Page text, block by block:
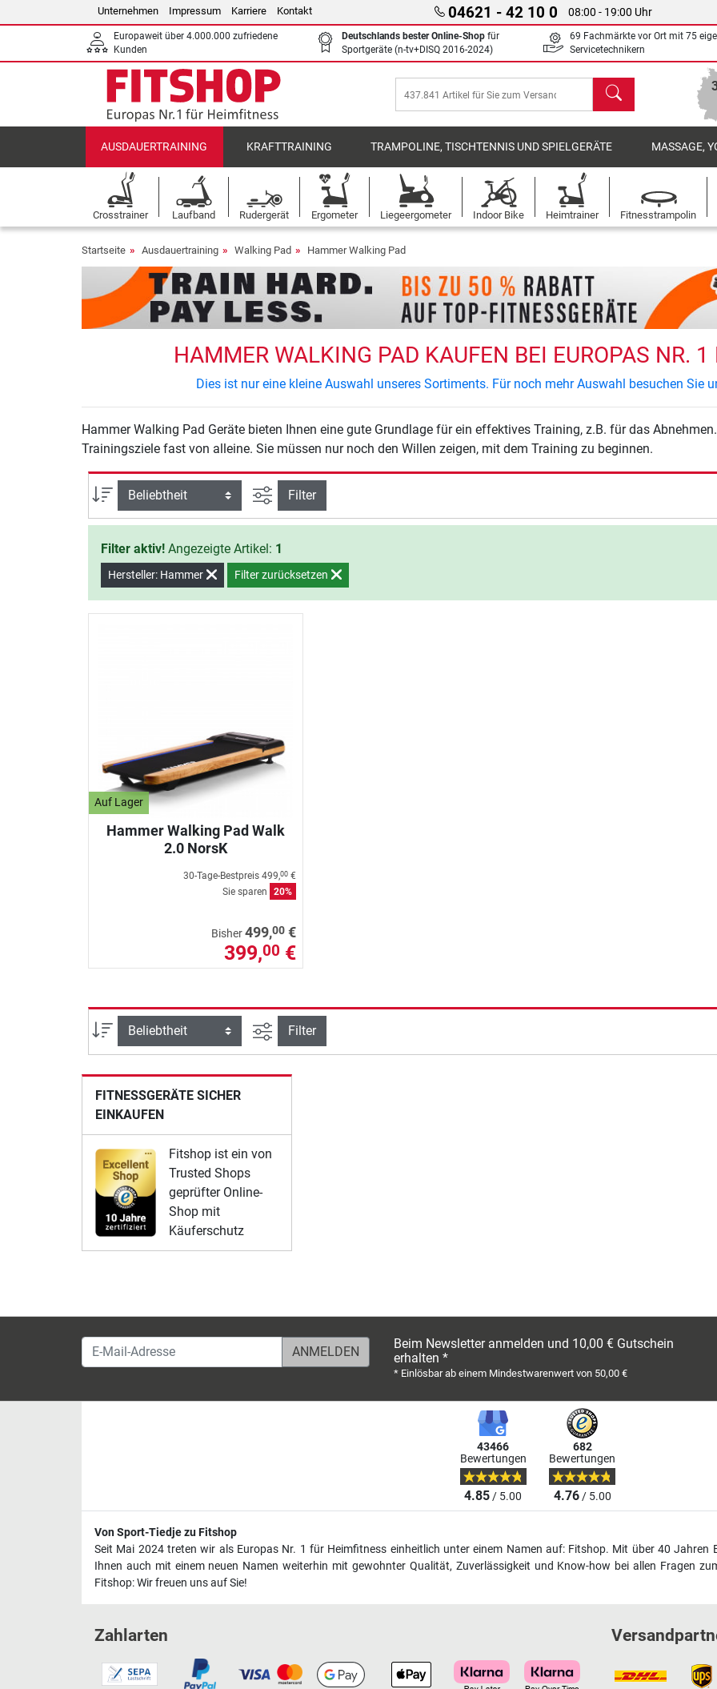
Unternehmen Impressum Karriere Kontakt 04621 - 42 10 0 08:00 - 19:00 Uhr
Europaweit über 4.000.000 zufriedene
Kunden
Deutschlands bester Online-Shop für
Sportgeräte (n-tv+DISQ 2016-2024)
69 Fachmärkte vor Ort mit 75
Servicetechnikern
Suchen
AUSDAUERTRAINING KRAFTTRAINING TRAMPOLINE, TISCHTENNIS UND SPIELGERÄTE MASSAGE,
Crosstrainer Laufband Rudergerät Ergometer Liegeergometer Indoor Bike Heimtrainer Fitnesstrampolin
Startseite Ausdauertraining Walking Pad Hammer Walking Pad
HAMMER WALKING PAD KAUFEN BEI EUROPAS NR.
Dies ist nur eine kleine Auswahl unseres Sortiments. Für noch mehr Auswahl besuchen Sie
Hammer Walking Pad Geräte bieten Ihnen eine gute Grundlage für ein effektives Training, z.B. für das
Trainingsziele fast von alleine. Sie müssen nur noch den Willen zeigen, mit dem Training zu beginnen.
Sortierung Ansicht filtern
Filter
Filter aktiv! Angezeigte Artikel: 1
Hersteller: Hammer Filter zurücksetzen
Auf Lager
Hammer Walking Pad Walk
2.0 NorsK
30-Tage-Bestpreis 499,00 €
Sie sparen
20%
Bisher499,00 €
399,00 €
Sortierung Ansicht filtern
Filter
FITNESSGERÄTE SICHER
EINKAUFEN
Fitshop ist ein von
Trusted Shops
geprüfter Online-
Shop mit
Käuferschutz
E-Mail-Adresse
Beim Newsletter anmelden und 10,00 € Gutschein
erhalten *
* Einlösbar ab einem Mindestwarenwert von 50,00 €
43466
Bewertungen
4.85/ 5.00
682
Bewertungen
4.76/ 5.00
Von Sport-Tiedje zu Fitshop
Seit Mai 2024 treten wir als Europas Nr. 1 für Heimfitness einheitlich unter einem Namen auf: Fitshop. Mit über 40
Ihnen auch mit einem neuen Namen weiterhin mit gewohnter Qualität, Zuverlässigkeit und Know-how bei allen Fragen
Fitshop: Wir freuen uns auf Sie!
Zahlarten